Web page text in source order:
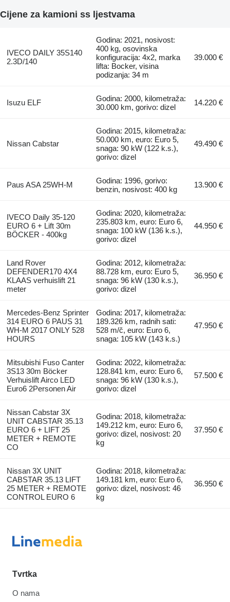
Cijene za kamioni ss ljestvama
IVECO DAILY 35S140
2.3D/140
Godina: 2021, nosivost:
400 kg, osovinska
konfiguracija: 4x2, marka
lifta: Bocker, visina
podizanja: 34 m
39.000 €
Isuzu ELF
Godina: 2000, kilometraža:
30.000 km, gorivo: dizel
14.220 €
Nissan Cabstar
Godina: 2015, kilometraža:
50.000 km, euro: Euro 5,
snaga: 90 kW (122 k.s.),
gorivo: dizel
49.490 €
Paus ASA 25WH-M
Godina: 1996, gorivo:
benzin, nosivost: 400 kg
13.900 €
IVECO Daily 35-120
EURO 6 + Lift 30m
BÖCKER - 400kg
Godina: 2020, kilometraža:
235.803 km, euro: Euro 6,
snaga: 100 kW (136 k.s.),
gorivo: dizel
44.950 €
Land Rover
DEFENDER170 4X4
KLAAS verhuislift 21
meter
Godina: 2012, kilometraža:
88.728 km, euro: Euro 5,
snaga: 96 kW (130 k.s.),
gorivo: dizel
36.950 €
Mercedes-Benz Sprinter
314 EURO 6 PAUS 31
WH-M 2017 ONLY 528
HOURS
Godina: 2017, kilometraža:
189.326 km, radnih sati:
528 m/č, euro: Euro 6,
snaga: 105 kW (143 k.s.)
47.950 €
Mitsubishi Fuso Canter
3S13 30m Böcker
Verhuislift Airco LED
Euro6 2Personen Air
Godina: 2022, kilometraža:
128.841 km, euro: Euro 6,
snaga: 96 kW (130 k.s.),
gorivo: dizel
57.500 €
Nissan Cabstar 3X
UNIT CABSTAR 35.13
EURO 6 + LIFT 25
METER + REMOTE
CO
Godina: 2018, kilometraža:
149.212 km, euro: Euro 6,
gorivo: dizel, nosivost: 20
kg
37.950 €
Nissan 3X UNIT
CABSTAR 35.13 LIFT
25 METER + REMOTE
CONTROL EURO 6
Godina: 2018, kilometraža:
149.181 km, euro: Euro 6,
gorivo: dizel, nosivost: 46
kg
36.950 €
Tvrtka
O nama